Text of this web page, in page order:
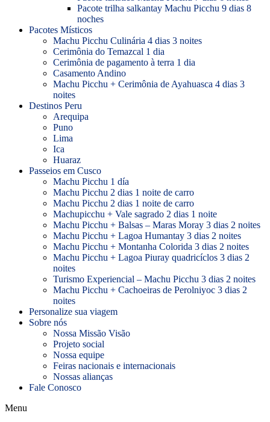
Pacote trilha salkantay Machu Picchu 9 dias 8
noches
Pacotes Místicos
Machu Picchu Culinária 4 dias 3 noites
Cerimônia do Temazcal 1 dia
Cerimônia de pagamento à terra 1 dia
Casamento Andino
Machu Picchu + Cerimônia de Ayahuasca 4 dias 3
noites
Destinos Peru
Arequipa
Puno
Lima
Ica
Huaraz
Passeios em Cusco
Machu Picchu 1 día
Machu Picchu 2 dias 1 noite de carro
Machu Picchu 2 dias 1 noite de carro
Machupicchu + Vale sagrado 2 dias 1 noite
Machu Picchu + Balsas – Maras Moray 3 dias 2 noites
Machu Picchu + Lagoa Humantay 3 dias 2 noites
Machu Picchu + Montanha Colorida 3 dias 2 noites
Machu Picchu + Lagoa Piuray quadricíclos 3 dias 2
noites
Turismo Experiencial – Machu Picchu 3 dias 2 noites
Machu Picchu + Cachoeiras de Perolniyoc 3 dias 2
noites
Personalize sua viagem
Sobre nós
Nossa Missão Visão
Projeto social
Nossa equipe
Feiras nacionais e internacionais
Nossas alianças
Fale Conosco
Menu